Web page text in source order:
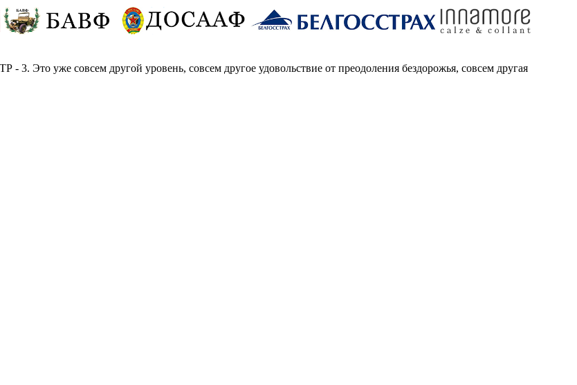
3. Это уже совсем другой уровень, совсем другое удовольствие от преодоления бездорожья, совсем другая